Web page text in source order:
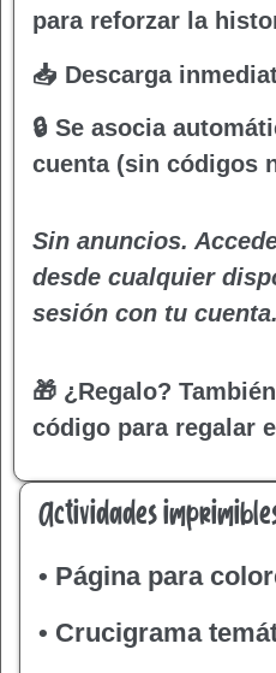
para reforzar la
📥 Descarga
🔒 Se asocia
cuenta (sin códigos
Sin anuncios.
desde cualquier
sesión con tu cuenta.
🎁 ¿Regalo?
código para regalar
Actividades
• Página para
• Crucigrama